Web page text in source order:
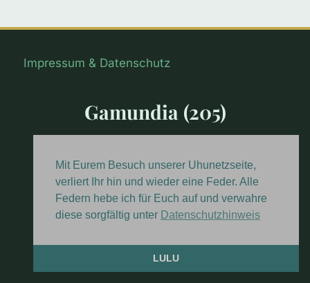
Impressum & Datenschutz
Gamundia (205)
in arte voluptas
Mit Eurem Besuch unserer Uhunetzseite,
verliert Ihr hin und wieder eine Feder. Alle
Federn hebe ich für Euch auf und verwahre
diese sorgfältig unter Datenschutzhinweis
LULU